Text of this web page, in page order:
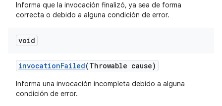
Informa que la invocación finalizó, ya sea de forma
correcta o debido a alguna condición de error.
void
invocationFailed(Throwable cause)
Informa una invocación incompleta debido a alguna
condición de error.